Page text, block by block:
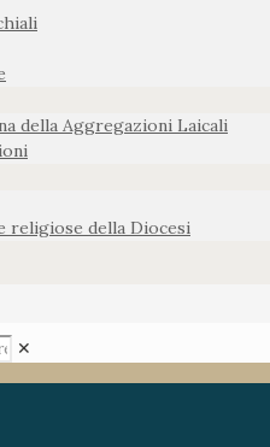
della Aggregazioni Laicali
religiose della Diocesi
✕